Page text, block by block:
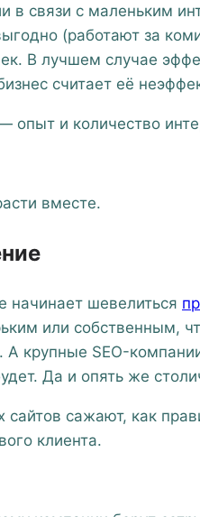
в связи с маленьким
(работают за
В лучшем случае
считает её
и количество
вместе.
начинает шевелиться
или собственным,
крупные SEO-
Да и опять же
сажают, как
клиента.